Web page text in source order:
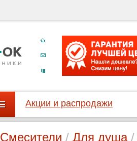
Акции и распродажи
Смесители / Для душа /